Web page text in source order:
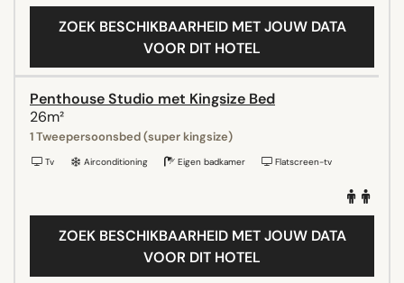
ZOEK BESCHIKBAARHEID MET JOUW DATA
VOOR DIT HOTEL
Penthouse Studio met Kingsize Bed
26m²
1 Tweepersoonsbed (super kingsize)
Tv Airconditioning Eigen badkamer Flatscreen-tv
ZOEK BESCHIKBAARHEID MET JOUW DATA
VOOR DIT HOTEL